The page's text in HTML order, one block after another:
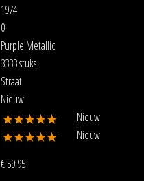
1974
0
Purple Metallic
3333 stuks
Straat
Nieuw
Nieuw
Nieuw
€59,95